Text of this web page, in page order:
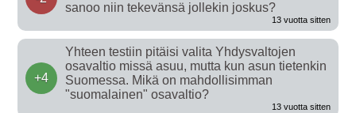
sanoo niin tekevänsä jollekin joskus?
13 vuotta sitten
+4
Yhteen testiin pitäisi valita Yhdysvaltojen
osavaltio missä asuu, mutta kun asun tietenkin
Suomessa. Mikä on mahdollisimman
"suomalainen" osavaltio?
13 vuotta sitten